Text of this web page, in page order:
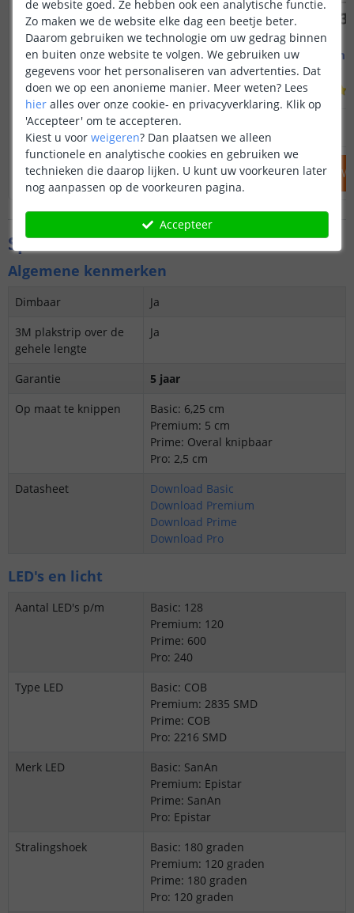
Led strip profiel breed
19 mm - compleet 1M
(8 reviews)
OP VOORRAAD 14
IN WINKELWAGEN
1M -
Opbouw -
IN
Specificaties
Algemene kenmerken
Dimbaar
Ja
3M plakstrip over de
gehele lengte
Ja
Garantie
5 jaar
Op maat te knippen
Basic: 6,25 cm
Premium: 5 cm
Prime: Overal knipbaar
Pro: 2,5 cm
Datasheet
Download Basic
Download Premium
Download Prime
Download Pro
LED's en licht
Aantal LED's p/m
Basic: 128
Premium: 120
Prime: 600
Pro: 240
Type LED
Basic: COB
Premium: 2835 SMD
Prime: COB
Pro: 2216 SMD
Merk LED
Basic: SanAn
Premium: Epistar
Prime: SanAn
Pro: Epistar
Stralingshoek
Basic: 180 graden
Premium: 120 graden
Prime: 180 graden
Pro: 120 graden
de website goed. Ze hebben ook een analytische functie.
Zo maken we de website elke dag een beetje beter.
Daarom gebruiken we technologie om uw gedrag binnen
en buiten onze website te volgen. We gebruiken uw
gegevens voor het personaliseren van advertenties. Dat
doen we op een anonieme manier. Meer weten? Lees
hier alles over onze cookie- en privacyverklaring. Klik op
'Accepteer' om te accepteren.
Kiest u voor weigeren? Dan plaatsen we alleen
functionele en analytische cookies en gebruiken we
technieken die daarop lijken. U kunt uw voorkeuren later
nog aanpassen op de voorkeuren pagina.
Accepteer